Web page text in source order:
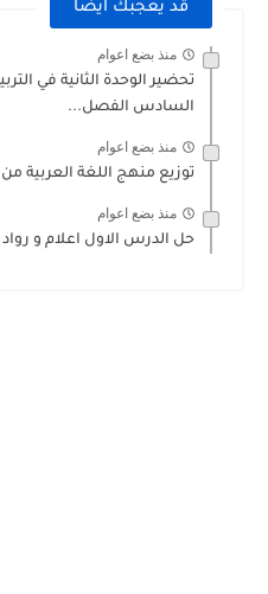
قد يعجبك ايضا
منذ بضع اعوام
تحضير الوحدة الثانية في
السادس الفصل...
منذ بضع اعوام
توزيع منهج اللغة العربية
منذ بضع اعوام
حل الدرس الاول اعلام و